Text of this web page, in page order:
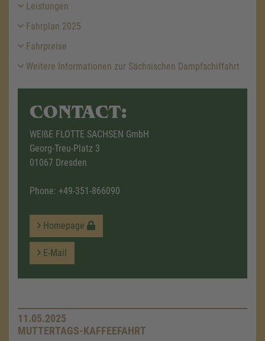
Leistungen
Fahrplan 2025
Fahrpreise
Weitere Informationen zur Sächsischen Dampfschiffahrt
CONTACT:
WEIßE FLOTTE SACHSEN GmbH
Georg-Treu-Platz 3
01067 Dresden
Phone: +49-351-866090
Homepage
E-Mail
11.05.2025
MUTTERTAGS-KAFFEEFAHRT